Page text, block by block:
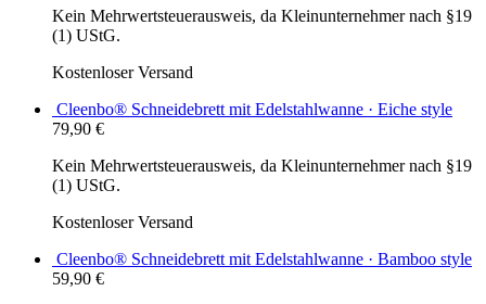
Kein Mehrwertsteuerausweis, da Kleinunternehmer nach §19
(1) UStG.
Kostenloser Versand
Cleenbo® Schneidebrett mit Edelstahlwanne · Eiche style
79,90 €
Kein Mehrwertsteuerausweis, da Kleinunternehmer nach §19
(1) UStG.
Kostenloser Versand
Cleenbo® Schneidebrett mit Edelstahlwanne · Bamboo style
59,90 €